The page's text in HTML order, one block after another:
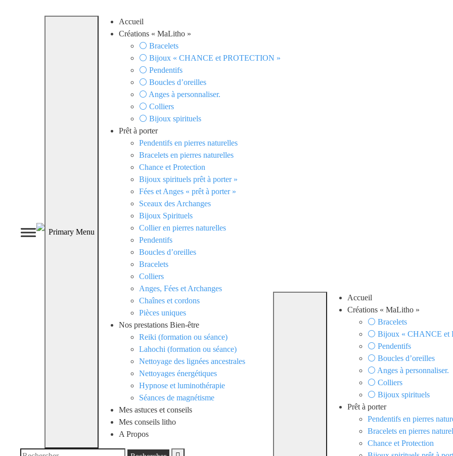
Primary Menu
Accueil
Créations « MaLitho »
⚪ Bracelets
⚪ Bijoux « CHANCE et PROTECTION »
⚪ Pendentifs
⚪ Boucles d’oreilles
⚪ Anges à personnaliser.
⚪ Colliers
⚪ Bijoux spirituels
Prêt à porter
Pendentifs en pierres naturelles
Bracelets en pierres naturelles
Chance et Protection
Bijoux spirituels prêt à porter »
Fées et Anges « prêt à porter »
Sceaux des Archanges
Bijoux Spirituels
Collier en pierres naturelles
Pendentifs
Boucles d’oreilles
Bracelets
Colliers
Anges, Fées et Archanges
Chaînes et cordons
Pièces uniques
Nos prestations Bien-être
Reiki (formation ou séance)
Lahochi (formation ou séance)
Nettoyage des lignées ancestrales
Nettoyages énergétiques
Hypnose et luminothérapie
Séances de magnétisme
Mes astuces et conseils
Mes conseils litho
A Propos
Rechercher :
Accueil
Créations « MaLitho »
⚪ Bracelets
⚪ Bijoux « CHANCE et
⚪ Pendentifs
⚪ Boucles d’oreilles
⚪ Anges à personnaliser.
⚪ Colliers
⚪ Bijoux spirituels
Prêt à porter
Pendentifs en pierres
Bracelets en pierres
Chance et Protection